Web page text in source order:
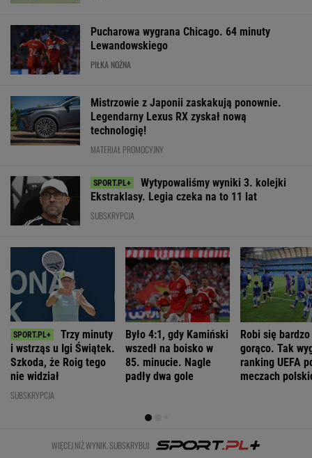
Pucharowa wygrana Chicago. 64 minuty
Lewandowskiego
PIŁKA NOŻNA
Mistrzowie z Japonii zaskakują ponownie.
Legendarny Lexus RX zyskał nową
technologię!
MATERIAŁ PROMOCYJNY
Wytypowaliśmy wyniki 3. kolejki
Ekstraklasy. Legia czeka na to 11 lat
SUBSKRYPCJA
Trzy minuty
i wstrząs u Igi Świątek.
Szkoda, że Roig tego
nie widział
SUBSKRYPCJA
Było 4:1, gdy Kamiński
wszedł na boisko w
85. minucie. Nagle
padły dwa gole
Robi się bardzo
gorąco. Tak
ranking UEFA
meczach
WIĘCEJ NIŻ WYNIK. SUBSKRYBUJ